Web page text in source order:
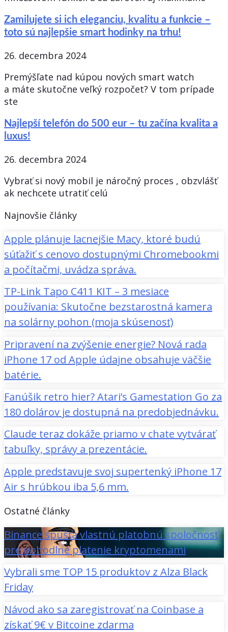
Zamilujete si ich eleganciu, kvalitu a funkcie –
toto sú najlepšie smart hodinky na trhu!
26. decembra 2024
Premýšľate nad kúpou nových smart watch
a máte skutočne veľký rozpočet? V tom prípade
ste
Najlepší telefón do 500 eur – tu začína kvalita a
luxus!
26. decembra 2024
Vybrať si nový mobil je náročný proces , obzvlášť
ak nechcete utratiť celú
Najnovšie články
Apple plánuje lacnejšie Macy, ktoré budú
súťažiť s cenovo dostupnými Chromebookmi
a počítačmi, uvádza správa.
TP-Link Tapo C411 KIT – 3 mesiace
používania: Skutočne bezstarostná kamera
na solárny pohon (moja skúsenosť)
Pripravení na zvýšenie energie? Nová rada
iPhone 17 od Apple údajne obsahuje väčšie
batérie.
Fanúšik retro hier? Atari’s Gamestation Go za
180 dolárov je dostupná na predobjednávku.
Claude teraz dokáže priamo v chate vytvárať
tabuľky, správy a prezentácie.
Apple predstavuje svoj supertenký iPhone 17
Air s hrúbkou iba 5,6 mm.
Ostatné články
Binance spúšťa vlastnú platobnú spoločnosť
pre pohodlné platenie kryptomenami
Vybrali sme TOP 15 produktov z Alza Black
Friday
Návod ako sa zaregistrovať na Coinbase a
získať 9€ v Bitcoine zdarma